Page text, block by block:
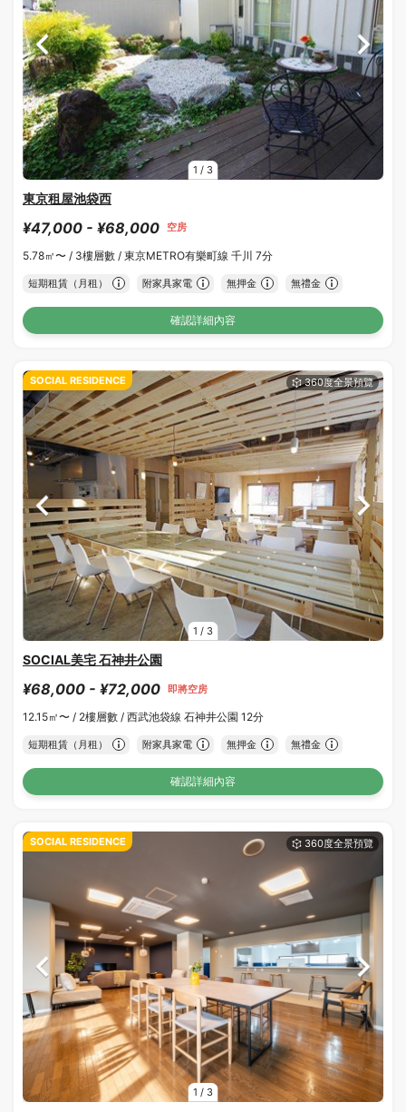
1 / 3
東京租屋池袋西
¥47,000 - ¥68,000 空房
5.78㎡〜 / 3樓層數 / 東京METRO有樂町線 千川 7分
短期租賃（月租） 附家具家電 無押金 無禮金
確認詳細內容
1 / 3
SOCIAL RESIDENCE
SOCIAL美宅 石神井公園
¥68,000 - ¥72,000 即將空房
12.15㎡〜 / 2樓層數 / 西武池袋線 石神井公園 12分
短期租賃（月租） 附家具家電 無押金 無禮金
確認詳細內容
1 / 3
SOCIAL RESIDENCE